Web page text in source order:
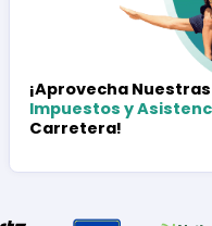
¡Aprovecha
Impuestos y
Carretera!